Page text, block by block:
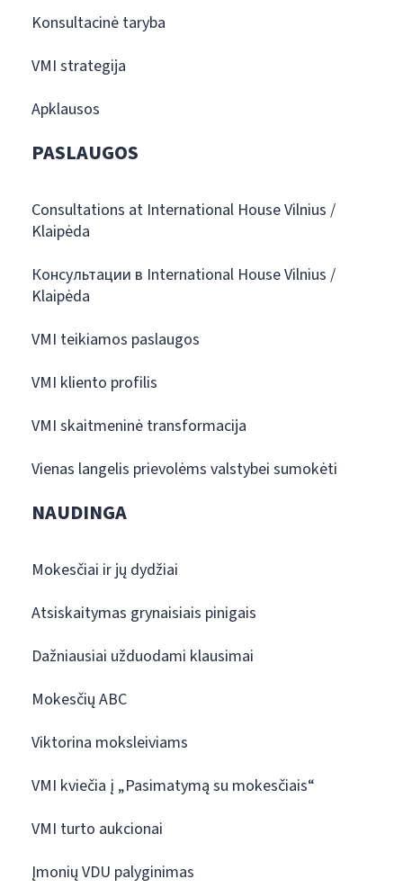
Konsultacinė taryba
VMI strategija
Apklausos
PASLAUGOS
Consultations at International House Vilnius /
Klaipėda
Консультации в International House Vilnius /
Klaipėda
VMI teikiamos paslaugos
VMI kliento profilis
VMI skaitmeninė transformacija
Vienas langelis prievolėms valstybei sumokėti
NAUDINGA
Mokesčiai ir jų dydžiai
Atsiskaitymas grynaisiais pinigais
Dažniausiai užduodami klausimai
Mokesčių ABC
Viktorina moksleiviams
VMI kviečia į „Pasimatymą su mokesčiais“
VMI turto aukcionai
Įmonių VDU palyginimas